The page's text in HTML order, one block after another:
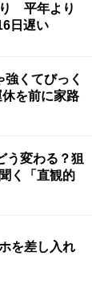
り 平年より
日遅い
強くてびっく
を前に家路
う変わる？狙
く「直観的
を差し入れ